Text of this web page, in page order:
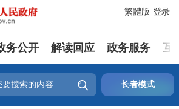
登录
繁體版
务公开 解读回应 政务服务 互
 长者模式